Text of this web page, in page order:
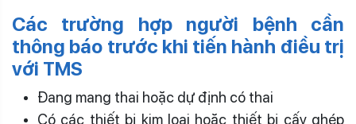
Các trường hợp người bệnh cần
thông báo trước khi tiến hành điều trị
với TMS
Đang mang thai hoặc dự định có thai
Có các thiết bị kim loại hoặc thiết bị cấy ghép